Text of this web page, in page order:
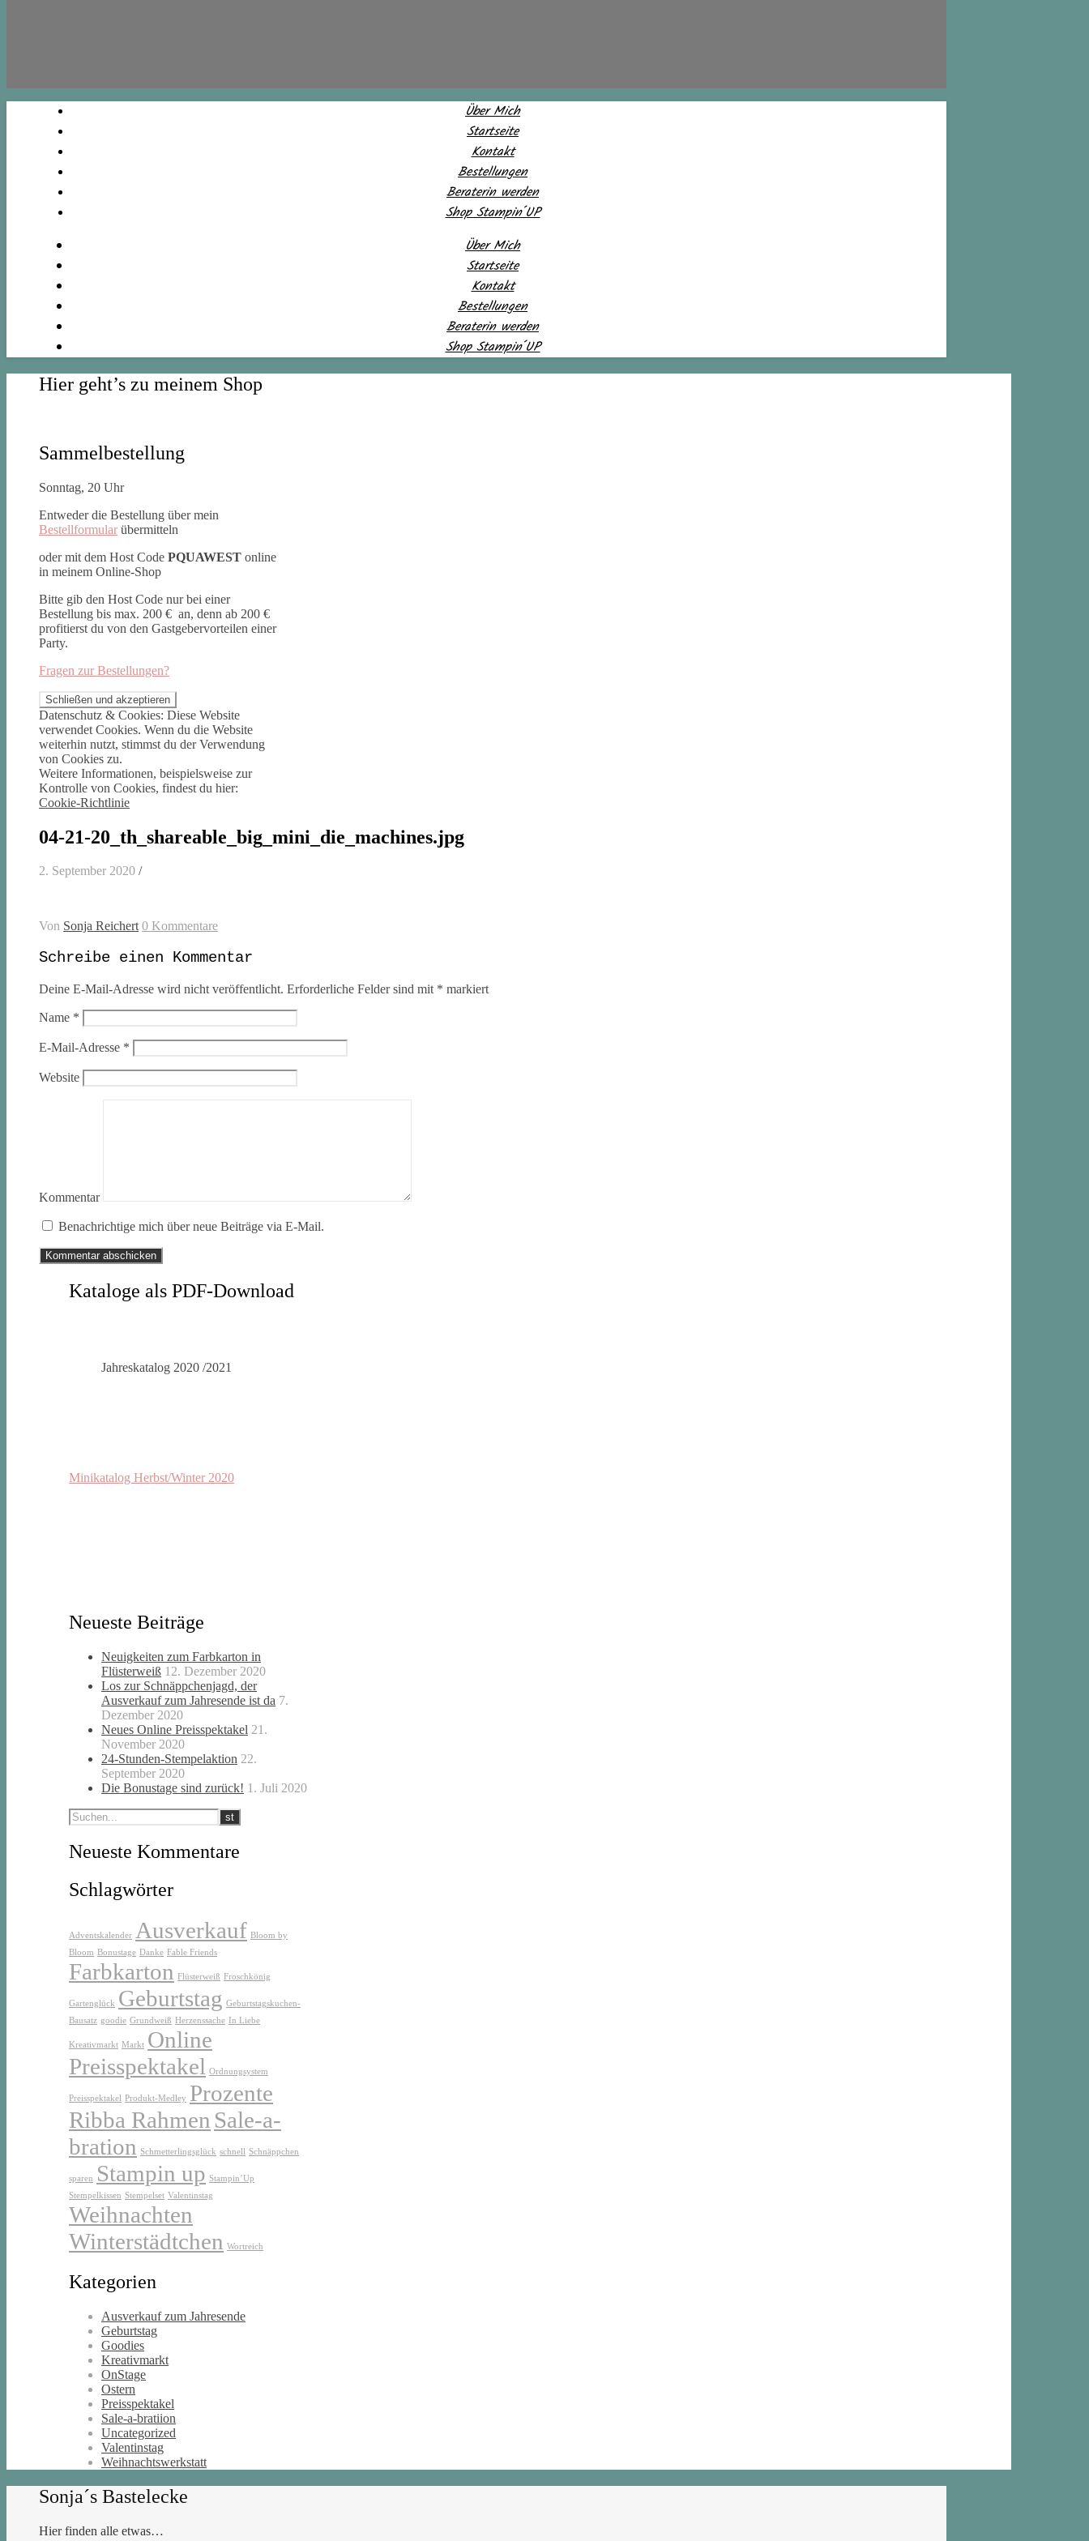
Über Mich
Startseite
Kontakt
Bestellungen
Beraterin werden
Shop Stampin´UP
Über Mich
Startseite
Kontakt
Bestellungen
Beraterin werden
Shop Stampin´UP
Hier geht’s zu meinem Shop
Sammelbestellung
Sonntag, 20 Uhr
Entweder die Bestellung über mein
Bestellformular übermitteln
oder mit dem Host Code PQUAWEST online
in meinem Online-Shop
Bitte gib den Host Code nur bei einer
Bestellung bis max. 200 € an, denn ab 200 €
profitierst du von den Gastgebervorteilen einer
Party.
Fragen zur Bestellungen?
Datenschutz & Cookies: Diese Website
verwendet Cookies. Wenn du die Website
weiterhin nutzt, stimmst du der Verwendung
von Cookies zu.
Weitere Informationen, beispielsweise zur
Kontrolle von Cookies, findest du hier:
Cookie-Richtlinie
04-21-20_th_shareable_big_mini_die_machines.jpg
2. September 2020 /
Von Sonja Reichert 0 Kommentare
Schreibe einen Kommentar
Deine E-Mail-Adresse wird nicht veröffentlicht. Erforderliche Felder sind mit * markiert
Name *
E-Mail-Adresse *
Website
Kommentar
Benachrichtige mich über neue Beiträge via E-Mail.
Kataloge als PDF-Download
Jahreskatalog 2020 /2021
Minikatalog Herbst/Winter 2020
Neueste Beiträge
Neuigkeiten zum Farbkarton in
Flüsterweiß 12. Dezember 2020
Los zur Schnäppchenjagd, der
Ausverkauf zum Jahresende ist da 7.
Dezember 2020
Neues Online Preisspektakel 21.
November 2020
24-Stunden-Stempelaktion 22.
September 2020
Die Bonustage sind zurück! 1. Juli 2020
Neueste Kommentare
Schlagwörter
Adventskalender Ausverkauf Bloom by
Bloom Bonustage Danke Fable Friends
Farbkarton Flüsterweiß Froschkönig
Gartenglück Geburtstag Geburtstagskuchen-
Bausatz goodie Grundweiß Herzenssache In Liebe
Kreativmarkt Markt Online
Preisspektakel
Ordnungsystem
Preisspektakel Produkt-Medley Prozente
Ribba Rahmen Sale-a-
bration Schmetterlingsglück schnell Schnäppchen
sparen Stampin up Stampin’Up
Stempelkissen Stempelset Valentinstag
Weihnachten
Winterstädtchen Wortreich
Kategorien
Ausverkauf zum Jahresende
Geburtstag
Goodies
Kreativmarkt
OnStage
Ostern
Preisspektakel
Sale-a-bratiion
Uncategorized
Valentinstag
Weihnachtswerkstatt
Sonja´s Bastelecke
Hier finden alle etwas…